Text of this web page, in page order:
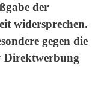
der
widersprechen.
gegen die
Direktwerbung